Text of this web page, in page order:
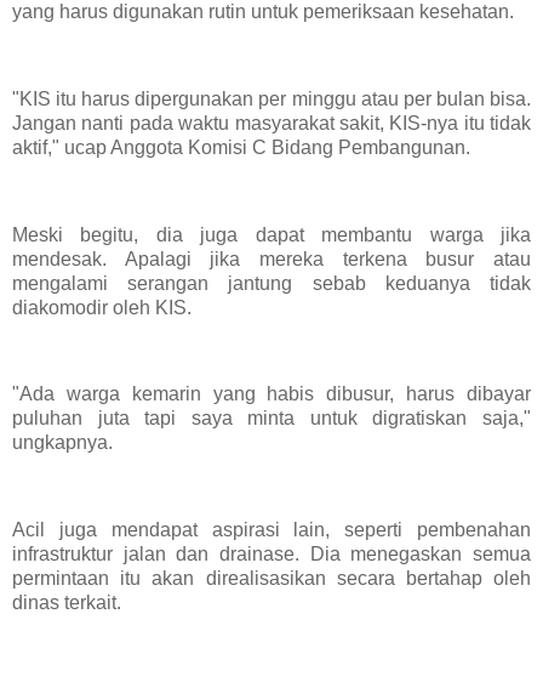
yang harus digunakan rutin untuk pemeriksaan kesehatan.
"KIS itu harus dipergunakan per minggu atau per bulan bisa.
Jangan nanti pada waktu masyarakat sakit, KIS-nya itu tidak
aktif," ucap Anggota Komisi C Bidang Pembangunan.
Meski begitu, dia juga dapat membantu warga jika
mendesak. Apalagi jika mereka terkena busur atau
mengalami serangan jantung sebab keduanya tidak
diakomodir oleh KIS.
"Ada warga kemarin yang habis dibusur, harus dibayar
puluhan juta tapi saya minta untuk digratiskan saja,"
ungkapnya.
Acil juga mendapat aspirasi lain, seperti pembenahan
infrastruktur jalan dan drainase. Dia menegaskan semua
permintaan itu akan direalisasikan secara bertahap oleh
dinas terkait.